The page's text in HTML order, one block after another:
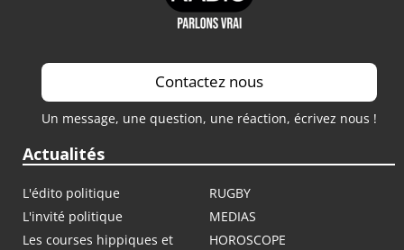
Contactez nous
Un message, une question, une réaction, écrivez nous !
Actualités
L'édito politique
RUGBY
L'invité politique
MEDIAS
Les courses hippiques et
HOROSCOPE